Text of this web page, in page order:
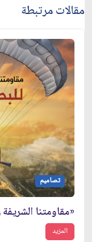
مقالات مرتبطة
تصاميم
«مقاومتنا
المزيد